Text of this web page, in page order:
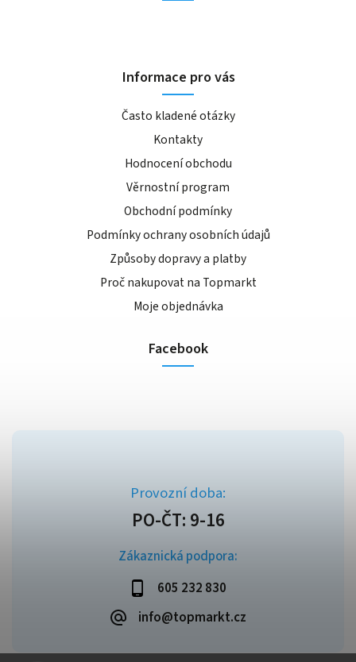
Zákaznická podpora:
605 232 830
info@topmarkt.cz
Informace pro vás
Často kladené otázky
Kontakty
Hodnocení obchodu
Věrnostní program
Obchodní podmínky
Podmínky ochrany osobních údajů
Způsoby dopravy a platby
Proč nakupovat na Topmarkt
Moje objednávka
Facebook